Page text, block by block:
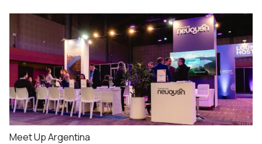
Meet Up Argentina